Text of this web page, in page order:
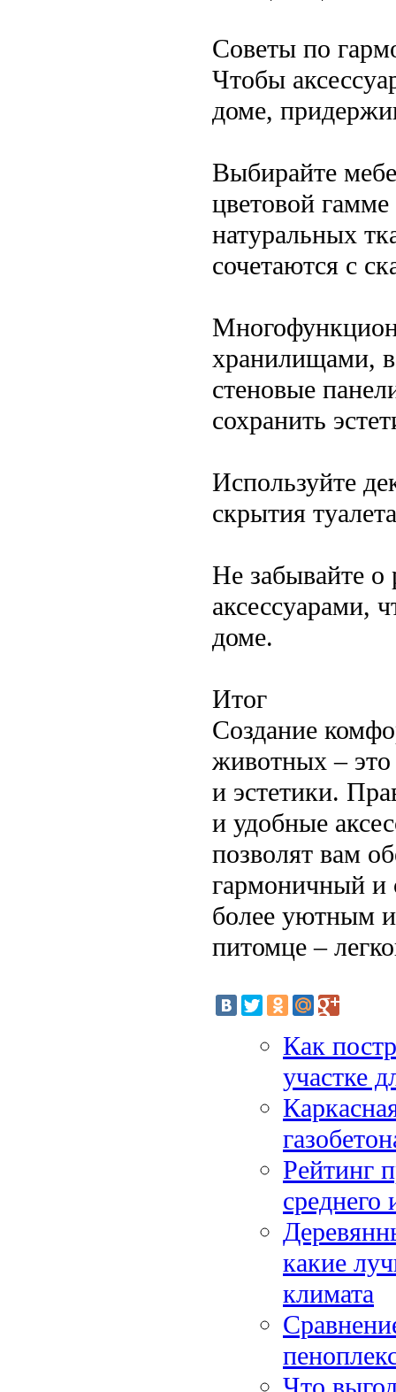
Советы по
Чтобы
доме,
Выбирайте
цветовой
натуральных
сочетаются с
хранилищами,
стеновые
сохранить
Используйте
скрытия
Не забывайте о
аксессуарами,
доме.
Итог
Создание
животных – это
и эстетики.
и удобные
позволят вам
гармоничный и
более уютным
питомце –
Как
участке
Рейтинг
среднего
какие
климата